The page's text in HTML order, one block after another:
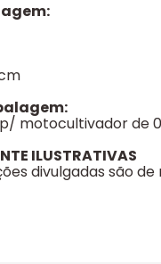
motocultivador de
ILUSTRATIVAS
divulgadas são